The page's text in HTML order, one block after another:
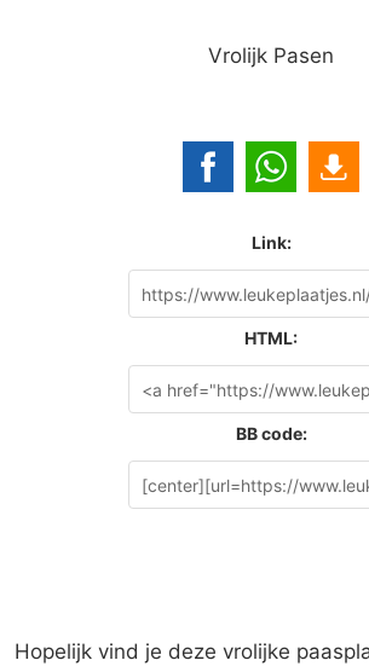
Vrolijk Pasen
Link:
HTML:
BB code:
Hopelijk vind je deze vrolijke